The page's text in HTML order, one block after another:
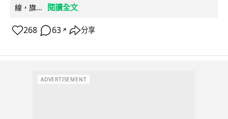
線，旗...
閱讀全文
268 63 ↗ 分享
ADVERTISEMENT